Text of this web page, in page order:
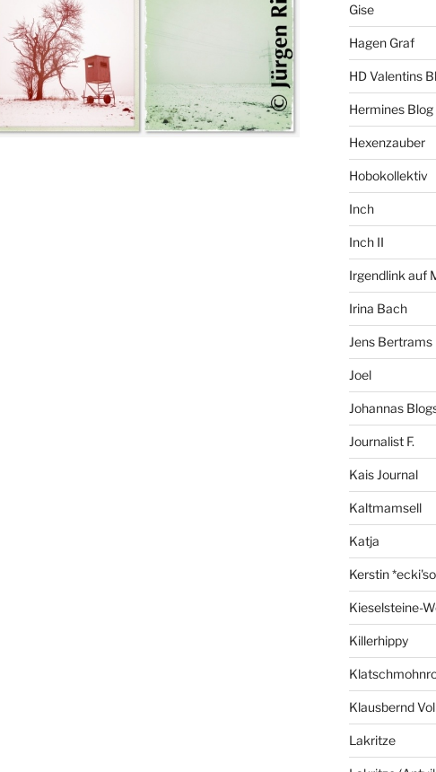
Gise
Hagen Graf
HD Valentins
Hermines Blog
Hexenzauber
Hobokollektiv
Inch
Inch II
Irgendlink auf
Irina Bach
Jens Bertrams
Joel
Johannas
Journalist F.
Kais Journal
Kaltmamsell
Katja
Kerstin
Kieselsteine-
Killerhippy
Klausbernd
Lakritze